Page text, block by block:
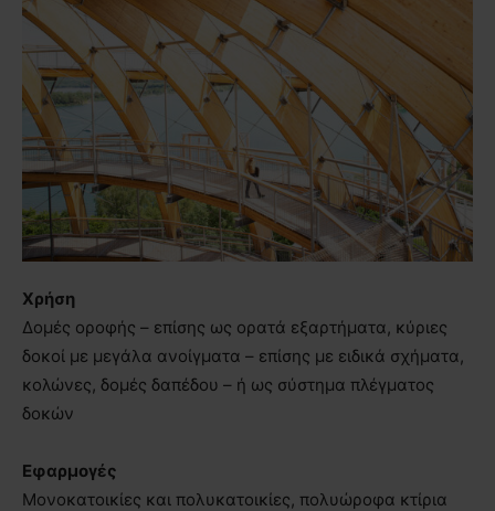
Χρήση
Δομές οροφής – επίσης ως ορατά εξαρτήματα, κύριες
δοκοί με μεγάλα ανοίγματα – επίσης με ειδικά σχήματα,
κολώνες, δομές δαπέδου – ή ως σύστημα πλέγματος
δοκών
Εφαρμογές
Μονοκατοικίες και πολυκατοικίες, πολυώροφα κτίρια